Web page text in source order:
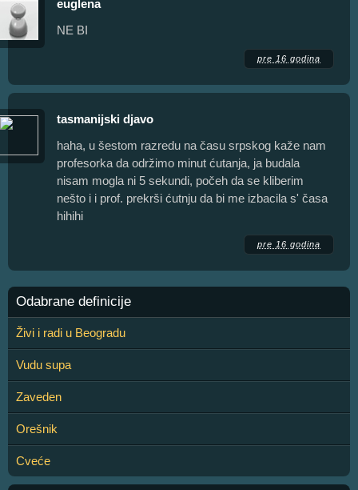
euglena
NE BI
pre 16 godina
tasmanijski djavo
haha, u šestom razredu na času srpskog kaže nam
profesorka da održimo minut ćutanja, ja budala
nisam mogla ni 5 sekundi, počeh da se kliberim
nešto i i prof. prekrši ćutnju da bi me izbacila s' časa
hihihi
pre 16 godina
Odabrane definicije
Živi i radi u Beogradu
Vudu supa
Zaveden
Orešnik
Cveće